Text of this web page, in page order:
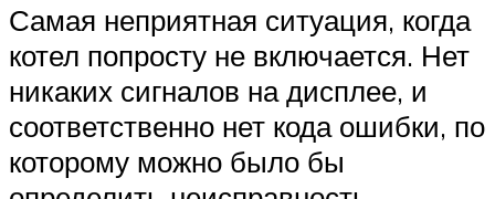
Самая неприятная ситуация, когда
котел попросту не включается. Нет
никаких сигналов на дисплее, и
соответственно нет кода ошибки, по
которому можно было бы